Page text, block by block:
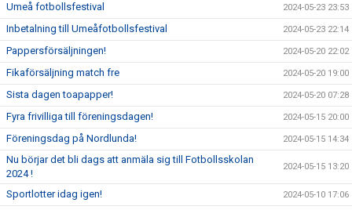
Umeå fotbollsfestival 2024-05-23 23:53
Inbetalning till Umeåfotbollsfestival 2024-05-23 22:14
Pappersförsäljningen! 2024-05-20 22:02
Fikaförsäljning match fre 2024-05-20 19:00
Sista dagen toapapper! 2024-05-20 07:28
Fyra frivilliga till föreningsdagen! 2024-05-15 20:00
Föreningsdag på Nordlunda! 2024-05-15 14:34
Nu börjar det bli dags att anmäla sig till Fotbollsskolan
2024 !
2024-05-15 13:20
Sportlotter idag igen! 2024-05-10 17:06